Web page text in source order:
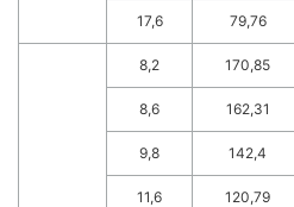
17,6 79,76
8,2 170,85
8,6 162,31
9,8 142,4
11,6 120,79